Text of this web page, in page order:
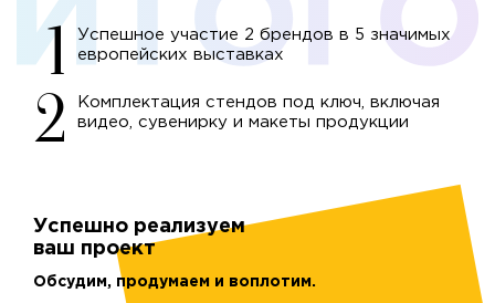
Успешное участие 2 брендов в 5 значимых
европейских выставках
Комплектация стендов под ключ, включая
видео, сувенирку и макеты продукции
Успешно реализуем
ваш проект
Обсудим, продумаем и воплотим.